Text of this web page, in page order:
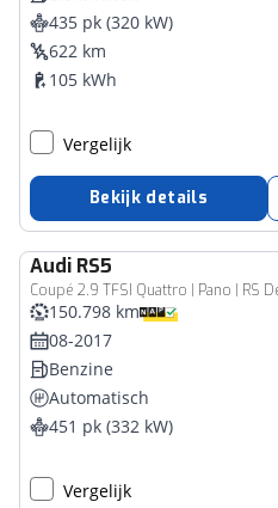
435 pk (320 kW)
622 km
105 kWh
Vergelijk
Bekijk details
Audi RS5
Coupé 2.9 TFSI Quattro | Pano | RS
150.798 km
08-2017
Benzine
Automatisch
451 pk (332 kW)
Vergelijk